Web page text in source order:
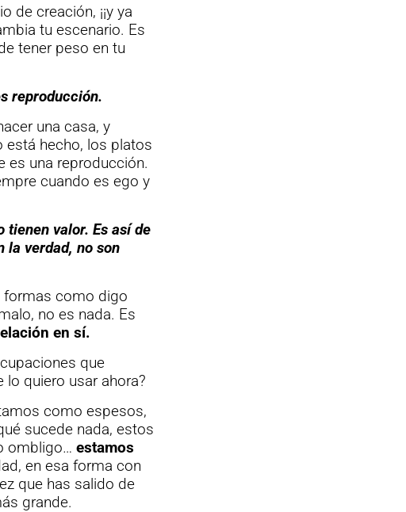
creación, ¡¡y ya
tu escenario. Es
tener peso en tu
reproducción.
una casa, y
está hecho, los platos
es una reproducción.
cuando es ego y
tienen valor. Es así de
la verdad, no son
formas como digo
no es nada. Es
en sí.
que
quiero usar ahora?
como espesos,
sucede nada, estos
ombligo… estamos
en esa forma con
que has salido de
grande.